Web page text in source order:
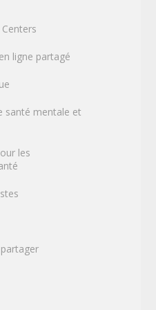
ligne partagé
santé mentale et
les